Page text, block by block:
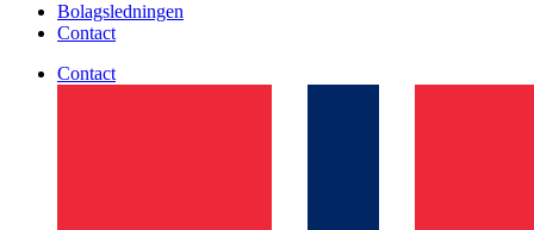
Bolagsledningen
Contact
Contact